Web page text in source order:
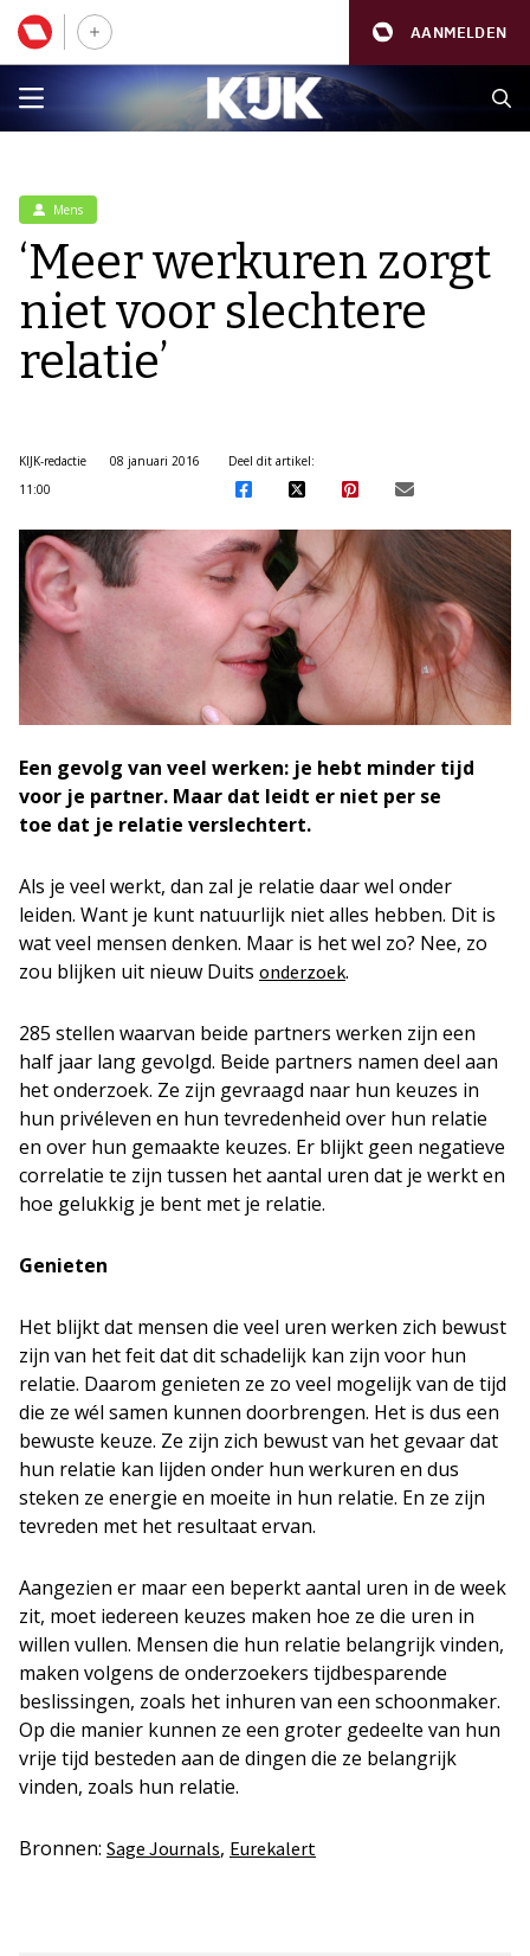
AANMELDEN
Mens
‘Meer werkuren zorgt
niet voor slechtere
relatie’
KIJK-redactie
08 januari 2016
11:00
Deel dit artikel:
Een gevolg van veel werken: je hebt minder tijd
voor je partner. Maar dat leidt er niet per se
toe dat je relatie verslechtert.
Als je veel werkt, dan zal je relatie daar wel onder
leiden. Want je kunt natuurlijk niet alles hebben. Dit is
wat veel mensen denken. Maar is het wel zo? Nee, zo
zou blijken uit nieuw Duits onderzoek.
285 stellen waarvan beide partners werken zijn een
half jaar lang gevolgd. Beide partners namen deel aan
het onderzoek. Ze zijn gevraagd naar hun keuzes in
hun privéleven en hun tevredenheid over hun relatie
en over hun gemaakte keuzes. Er blijkt geen negatieve
correlatie te zijn tussen het aantal uren dat je werkt en
hoe gelukkig je bent met je relatie.
Genieten
Het blijkt dat mensen die veel uren werken zich bewust
zijn van het feit dat dit schadelijk kan zijn voor hun
relatie. Daarom genieten ze zo veel mogelijk van de tijd
die ze wél samen kunnen doorbrengen. Het is dus een
bewuste keuze. Ze zijn zich bewust van het gevaar dat
hun relatie kan lijden onder hun werkuren en dus
steken ze energie en moeite in hun relatie. En ze zijn
tevreden met het resultaat ervan.
Aangezien er maar een beperkt aantal uren in de week
zit, moet iedereen keuzes maken hoe ze die uren in
willen vullen. Mensen die hun relatie belangrijk vinden,
maken volgens de onderzoekers tijdbesparende
beslissingen, zoals het inhuren van een schoonmaker.
Op die manier kunnen ze een groter gedeelte van hun
vrije tijd besteden aan de dingen die ze belangrijk
vinden, zoals hun relatie.
Bronnen: Sage Journals, Eurekalert